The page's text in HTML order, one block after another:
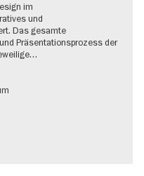
im
und
Das gesamte
Präsentationsprozess der